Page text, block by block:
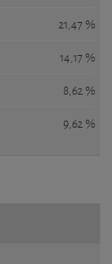
21,47 %
14,17 %
8,62 %
9,62 %